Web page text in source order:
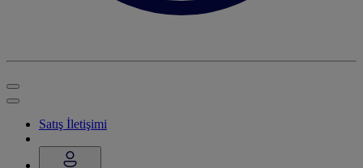
Satış İletişimi